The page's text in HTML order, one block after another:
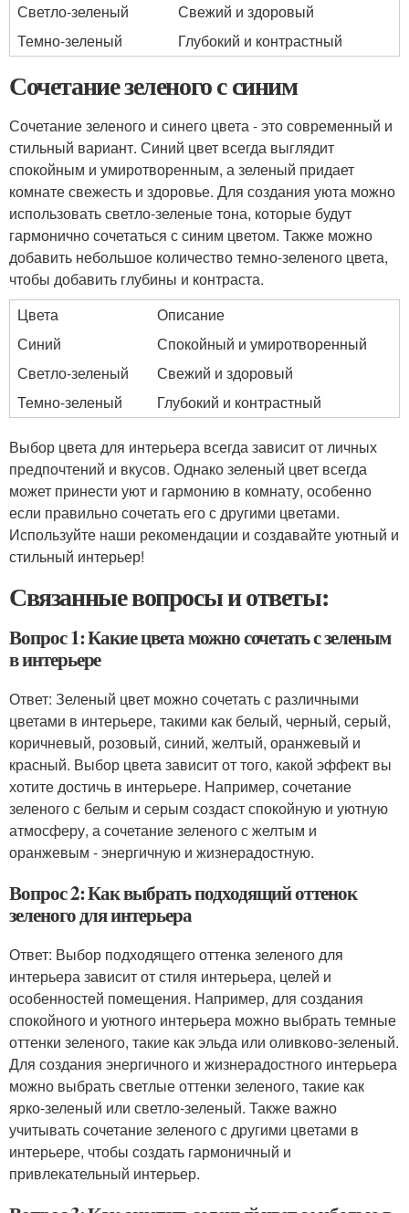
Светло-зеленый
Свежий и здоровый
Темно-зеленый
Глубокий и контрастный
Сочетание зеленого с синим
Сочетание зеленого и синего цвета - это современный и
стильный вариант. Синий цвет всегда выглядит
спокойным и умиротворенным, а зеленый придает
комнате свежесть и здоровье. Для создания уюта можно
использовать светло-зеленые тона, которые будут
гармонично сочетаться с синим цветом. Также можно
добавить небольшое количество темно-зеленого цвета,
чтобы добавить глубины и контраста.
Цвета
Описание
Синий
Спокойный и умиротворенный
Светло-зеленый
Свежий и здоровый
Темно-зеленый
Глубокий и контрастный
Выбор цвета для интерьера всегда зависит от личных
предпочтений и вкусов. Однако зеленый цвет всегда
может принести уют и гармонию в комнату, особенно
если правильно сочетать его с другими цветами.
Используйте наши рекомендации и создавайте уютный и
стильный интерьер!
Связанные вопросы и ответы:
Вопрос 1: Какие цвета можно сочетать с зеленым
в интерьере
Ответ: Зеленый цвет можно сочетать с различными
цветами в интерьере, такими как белый, черный, серый,
коричневый, розовый, синий, желтый, оранжевый и
красный. Выбор цвета зависит от того, какой эффект вы
хотите достичь в интерьере. Например, сочетание
зеленого с белым и серым создаст спокойную и уютную
атмосферу, а сочетание зеленого с желтым и
оранжевым - энергичную и жизнерадостную.
Вопрос 2: Как выбрать подходящий оттенок
зеленого для интерьера
Ответ: Выбор подходящего оттенка зеленого для
интерьера зависит от стиля интерьера, целей и
особенностей помещения. Например, для создания
спокойного и уютного интерьера можно выбрать темные
оттенки зеленого, такие как эльда или оливково-зеленый.
Для создания энергичного и жизнерадостного интерьера
можно выбрать светлые оттенки зеленого, такие как
ярко-зеленый или светло-зеленый. Также важно
учитывать сочетание зеленого с другими цветами в
интерьере, чтобы создать гармоничный и
привлекательный интерьер.